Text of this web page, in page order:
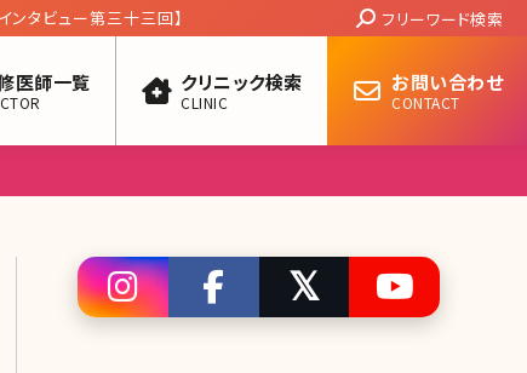
ンタビュー第三十三回】 Search:
フリーワード検索
医師一覧 クリニック検索
CLINIC
お問い合わせ
CONTACT